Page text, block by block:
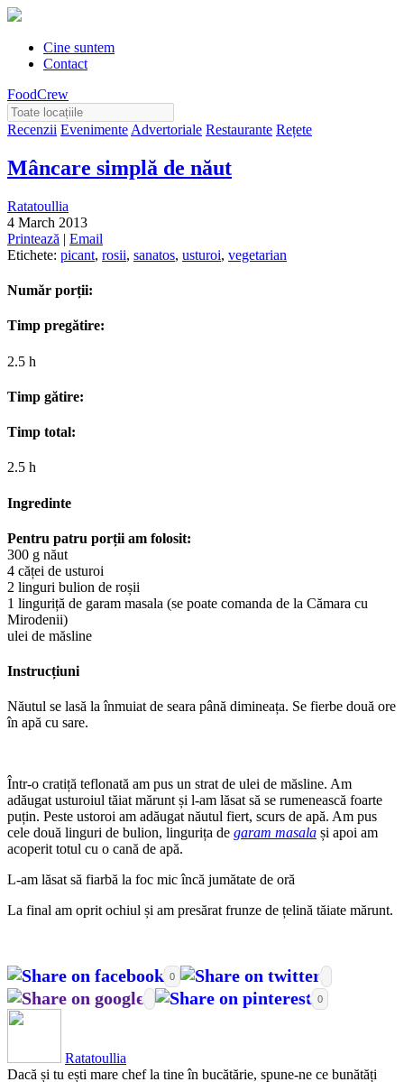
Cine suntem
Contact
FoodCrew
Recenzii Evenimente Advertoriale Restaurante Rețete
Mâncare simplă de năut
Ratatoullia
4 March 2013
Printează | Email
Etichete: picant, rosii, sanatos, usturoi, vegetarian
Număr porții:
Timp pregătire:
2.5 h
Timp gătire:
Timp total:
2.5 h
Ingredinte
Pentru patru porții am folosit:
300 g năut
4 căței de usturoi
2 linguri bulion de roșii
1 linguriță de garam masala (se poate comanda de la Cămara cu
Mirodenii)
ulei de măsline
Instrucțiuni
Năutul se lasă la înmuiat de seara până dimineața. Se fierbe două ore
în apă cu sare.
Într-o cratiță teflonată am pus un strat de ulei de măsline. Am
adăugat usturoiul tăiat mărunt și l-am lăsat să se rumenească foarte
puțin. Peste ustoroi am adăugat năutul fiert, scurs de apă. Am pus
cele două linguri de bulion, lingurița de garam masala și apoi am
acoperit totul cu o cană de apă.
L-am lăsat să fiarbă la foc mic încă jumătate de oră
La final am oprit ochiul și am presărat frunze de țelină tăiate mărunt.
0
0
Ratatoullia
Dacă și tu ești mare chef la tine în bucătărie, spune-ne ce bunătăți